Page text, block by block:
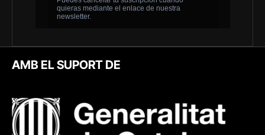
AMB EL SUPORT DE